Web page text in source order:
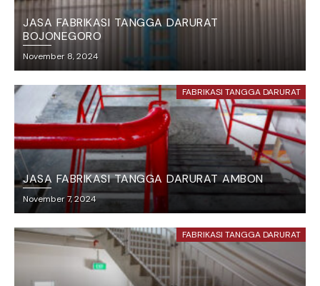
JASA FABRIKASI TANGGA DARURAT
BOJONEGORO
November 8, 2024
FABRIKASI TANGGA DARURAT
JASA FABRIKASI TANGGA DARURAT AMBON
November 7, 2024
FABRIKASI TANGGA DARURAT